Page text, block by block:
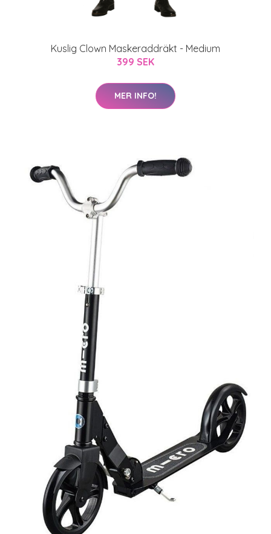
Kuslig Clown Maskeraddräkt - Medium
399 SEK
MER INFO!